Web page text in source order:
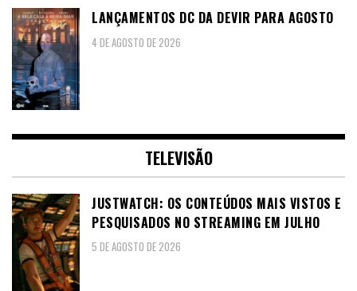
LANÇAMENTOS DC DA DEVIR PARA AGOSTO
4 DE AGOSTO DE 2026
TELEVISÃO
JUSTWATCH: OS CONTEÚDOS MAIS VISTOS E
PESQUISADOS NO STREAMING EM JULHO
5 DE AGOSTO DE 2026